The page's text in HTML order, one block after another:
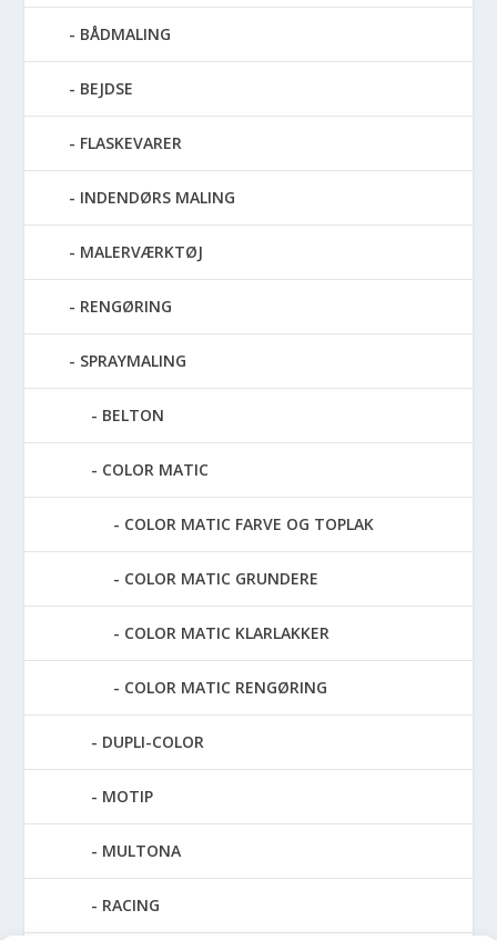
BÅDMALING
BEJDSE
FLASKEVARER
INDENDØRS MALING
MALERVÆRKTØJ
RENGØRING
SPRAYMALING
BELTON
COLOR MATIC
COLOR MATIC FARVE OG TOPLAK
COLOR MATIC GRUNDERE
COLOR MATIC KLARLAKKER
COLOR MATIC RENGØRING
DUPLI-COLOR
MOTIP
MULTONA
RACING